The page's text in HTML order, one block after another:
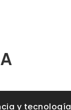
y tecnología